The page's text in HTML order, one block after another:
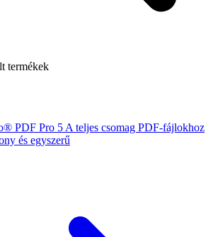
termékek
® PDF Pro 5 A teljes csomag PDF-fájlokhoz
és egyszerű